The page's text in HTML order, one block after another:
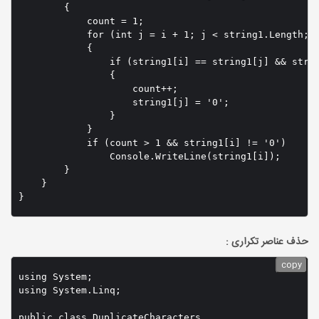
        {
            count = 1;
for (int j = i + 1; j < string1.Length;
            {
if (string1[i] == string1[j] &&
                {
                    count++;
                    string1[j] = '0';
                }
            }
            if (count > 1 && string1[i] != '0')
                Console.WriteLine(string1[i]);
        }
    }
}
حذف عناصر تکراری :
using System;
using System.Linq;
copy